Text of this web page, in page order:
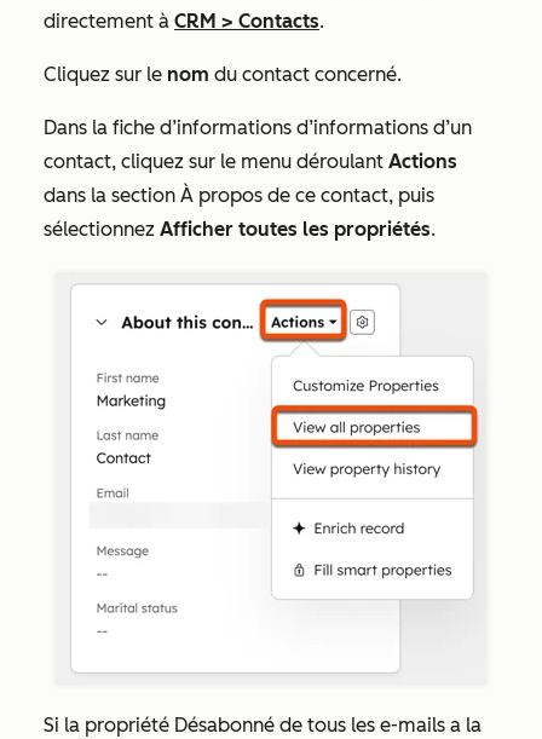
directement à CRM > Contacts.
Cliquez sur le nom du contact concerné.
Dans la fiche d’informations d’informations d’un
contact, cliquez sur le menu déroulant Actions
dans la section À propos de ce contact, puis
sélectionnez Afficher toutes les propriétés.
Si la propriété Désabonné de tous les e-mails a la